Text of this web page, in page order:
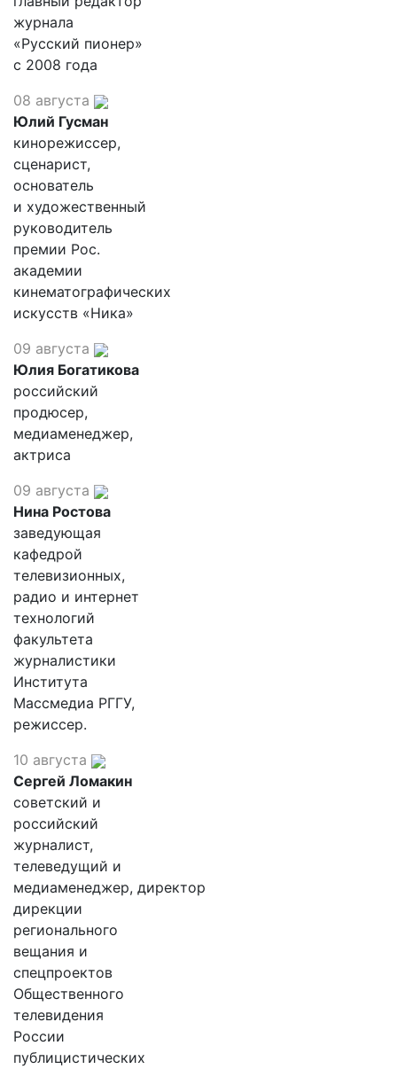
журнала
«Русский пионер»
с 2008 года
08 августа
Юлий Гусман
кинорежиссер,
сценарист,
основатель
и художественный
руководитель
премии Рос.
академии
кинематографических
искусств «Ника»
09 августа
Юлия Богатикова
российский
продюсер,
медиаменеджер,
актриса
09 августа
Нина Ростова
заведующая
кафедрой
телевизионных,
радио и интернет
технологий
факультета
журналистики
Института
Массмедиа РГГУ,
режиссер.
10 августа
Сергей Ломакин
советский и
российский
журналист,
телеведущий и
медиаменеджер, директор
дирекции
регионального
вещания и
спецпроектов
Общественного
телевидения
России
публицистических